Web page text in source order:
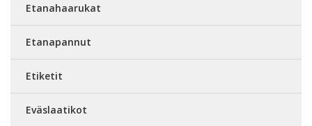
Etanahaarukat
Etanapannut
Etiketit
Eväslaatikot